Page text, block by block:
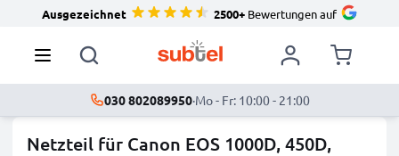
Ausgezeichnet 2500+Bewertungen auf
030 802089950·Mo - Fr: 10:00 - 21:00
Netzteil für Canon EOS 1000D, 450D,